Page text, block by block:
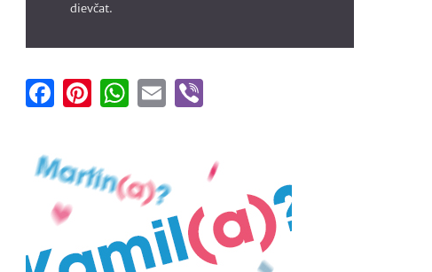
dievčat.
Facebook
Pinterest
WhatsApp
Email